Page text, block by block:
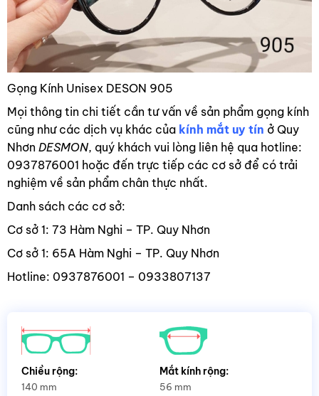
Gọng Kính Unisex DESON 905
Mọi thông tin chi tiết cần tư vấn về sản phẩm gọng kính
cũng như các dịch vụ khác củakính mắt uy tín ở Quy
Nhơn DESMON, quý khách vui lòng liên hệ qua hotline:
0937876001 hoặc đến trực tiếp các cơ sở để có trải
nghiệm về sản phẩm chân thực nhất.
Danh sách các cơ sở:
Cơ sở 1: 73 Hàm Nghi – TP. Quy Nhơn
Cơ sở 1: 65A Hàm Nghi – TP. Quy Nhơn
Hotline: 0937876001 – 0933807137
Chiều rộng:
140 mm
Mắt kính rộng:
56 mm